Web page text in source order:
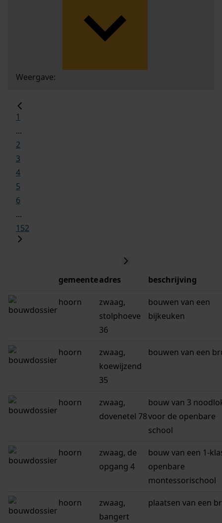
Weergave:
1
...
2
3
4
5
6
...
152
gemeenteadres beschrijving
hoorn
zwaag,
stolphoeve
36
bouwen van een
bijkeuken
hoorn
zwaag,
koewijzend
35
bouwen van een
hoorn
zwaag,
dovenetel 78
bouw van 3
voor de openbare
school
hoorn
zwaag, de
opgang 4
bouw van een 1-
openbare
montessorischool
hoorn
zwaag,
bangert
plaatsen van een